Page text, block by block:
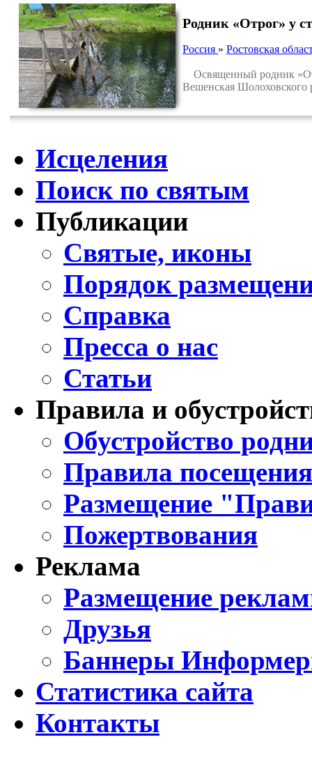
Родник «Отрог» у
Россия »Ростовская
Освященный родник
Вешенская Шолоховского
Исцеления
Поиск по святым
Публикации
Святые, иконы
Порядок
Справка
Пресса о нас
Статьи
Правила и
Обустройство
Правила
Размещение
Пожертвования
Реклама
Размещение
Друзья
Баннеры
Статистика сайта
Контакты